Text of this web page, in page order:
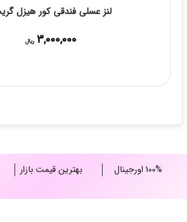
لنز عسلی فندقی کور هیزل
3,000,000 ریال
100% اورجینال بهترین قیمت بازار